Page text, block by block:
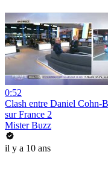
0:52
Clash entre Daniel Cohn-
sur France 2
Mister Buzz
il y a 10 ans